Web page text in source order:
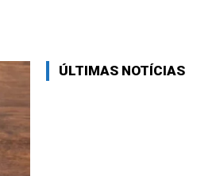
ÚLTIMAS NOTÍCIAS